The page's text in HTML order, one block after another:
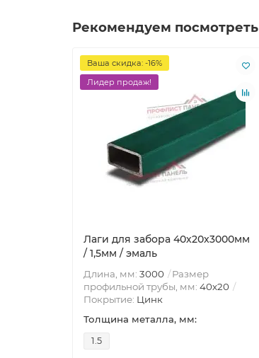
Рекомендуем посмотреть
Ваша скидка: -16%
Лидер продаж!
Лаги для забора 40х20x3000мм
/ 1,5мм / эмаль
Длина, мм: 3000
Размер
профильной трубы, мм: 40х20
Покрытие: Цинк
Толщина металла, мм:
1.5